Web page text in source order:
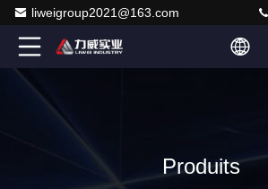
liweigroup2021@163.com
Produits